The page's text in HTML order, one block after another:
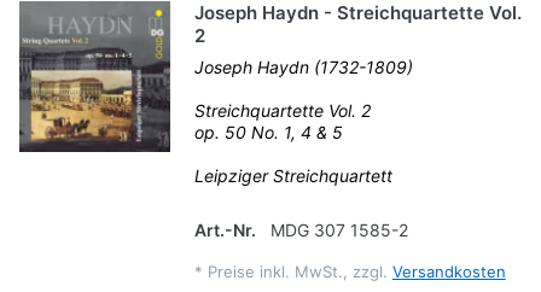
Joseph Haydn - Streichquartette Vol.
2
Joseph Haydn (1732-1809)
Streichquartette Vol. 2
op. 50 No. 1, 4 & 5
Leipziger Streichquartett
Art.-Nr. MDG 307 1585-2
* Preise inkl. MwSt., zzgl. Versandkosten